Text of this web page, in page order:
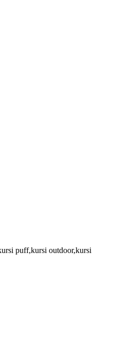
puff,kursi outdoor,kursi